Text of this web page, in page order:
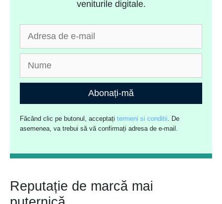
veniturile digitale.
Abonați-mă
Făcând clic pe butonul, acceptațitermeni si conditii. De
asemenea, va trebui să vă confirmați adresa de e-mail.
Reputație de marcă mai